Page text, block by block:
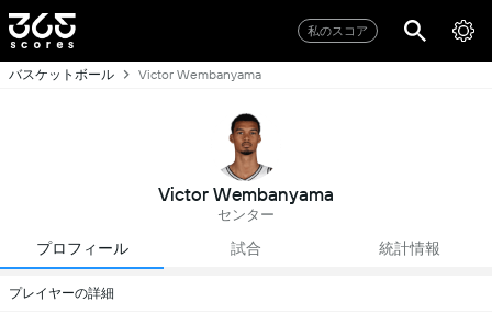
私のスコア
バスケットボール Victor Wembanyama
Victor Wembanyama
センター
プロフィール 試合 統計情報
プレイヤーの詳細